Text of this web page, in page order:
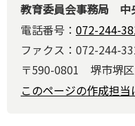
教育委員会事務局
電話番号： 072-244-
ファクス：072-244-
〒590-0801 堺市堺
このページの作成担